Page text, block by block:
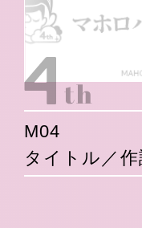
M04
タイトル／